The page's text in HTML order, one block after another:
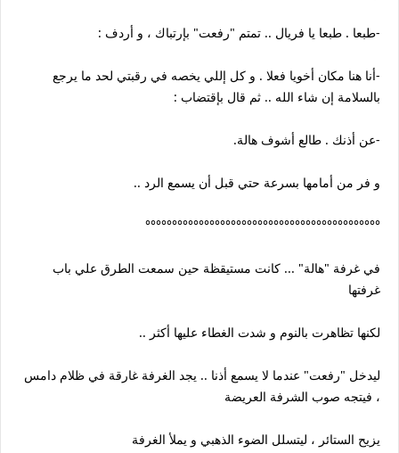
-طبعا . طبعا يا فريال .. تمتم "رفعت" بإرتباك ، و أردف :
-أنا هنا مكان أخويا فعلا . و كل إللي يخصه في رقبتي لحد ما يرجع
بالسلامة إن شاء الله .. ثم قال بإقتضاب :
-عن أذنك . طالع أشوف هالة.
و فر من أمامها بسرعة حتي قبل أن يسمع الرد ..
°°°°°°°°°°°°°°°°°°°°°°°°°°°°°°°°°°°°°°°°°°°°
في غرفة "هالة" ... كانت مستيقظة حين سمعت الطرق علي باب
غرفتها
لكنها تظاهرت بالنوم و شدت الغطاء عليها أكثر ..
ليدخل "رفعت" عندما لا يسمع أذنا .. يجد الغرفة غارقة في ظلام دامس
، فيتجه صوب الشرفة العريضة
يزيح الستائر ، ليتسلل الضوء الذهبي و يملأ الغرفة